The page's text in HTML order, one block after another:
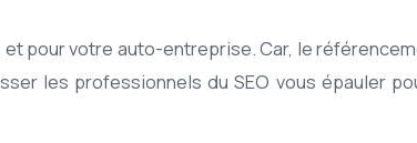
pour votre auto-entreprise. Car, le
les professionnels du SEO vous épauler